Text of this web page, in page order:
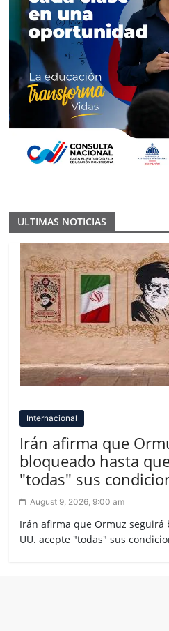
ULTIMAS NOTICIAS
Internacional
Irán afirma que
bloqueado hasta
"todas" sus
August 9, 2026, 9:00 am
Irán afirma que Ormuz seguirá
UU. acepte "todas" sus